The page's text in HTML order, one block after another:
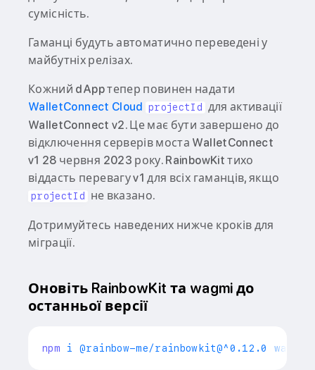
сумісність.
Гаманці будуть автоматично переведені у
майбутніх релізах.
Кожний dApp тепер повинен надати
WalletConnect Cloud projectId
для активації
WalletConnect v2. Це має бути завершено до
відключення серверів моста WalletConnect
v1 28 червня 2023 року. RainbowKit тихо
віддасть перевагу v1 для всіх гаманців, якщо
projectId не вказано.
Дотримуйтесь наведених нижче кроків для
міграції.
Оновіть RainbowKit та wagmi до
останньої версії
npm